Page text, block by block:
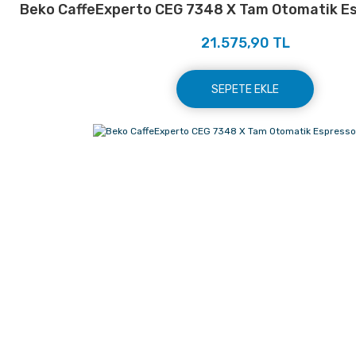
Beko CaffeExperto CEG 7348 X Tam Otomatik
21.575,90 TL
SEPETE EKLE